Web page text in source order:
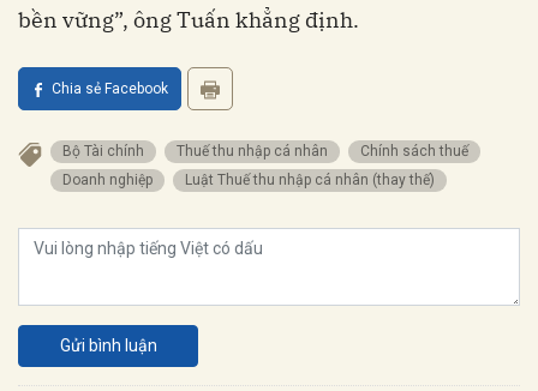
bền vững”, ông Tuấn khẳng định.
Chia sẻ Facebook
Bộ Tài chính thuế thu nhập cá nhân
chính sách thuế
doanh nghiệp
Luật Thuế thu nhập cá nhân (thay thế)
Gửi bình luận